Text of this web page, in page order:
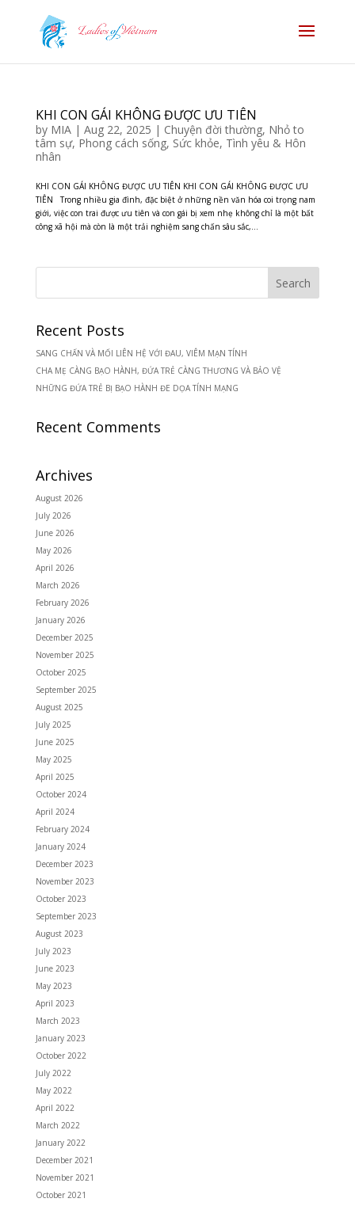
KHI CON GÁI KHÔNG ĐƯỢC ƯU TIÊN
by MIA| Aug 22, 2025 | Chuyện đời thường, Nhỏ to
tâm sự, Phong cách sống, Sức khỏe, Tình yêu & Hôn
nhân
KHI CON GÁI KHÔNG ĐƯỢC ƯU TIÊN KHI CON GÁI KHÔNG ĐƯỢC ƯU
TIÊN Trong nhiều gia đình, đặc biệt ở những nền văn hóa coi trọng nam
giới, việc con trai được ưu tiên và con gái bị xem nhẹ không chỉ là một bất
công xã hội mà còn là một trải nghiệm sang chấn sâu sắc,...
Recent Posts
SANG CHẤN VÀ MỐI LIÊN HỆ VỚI ĐAU, VIÊM MẠN TÍNH
CHA MẸ CÀNG BẠO HÀNH, ĐỨA TRẺ CÀNG THƯƠNG VÀ BẢO VỆ
NHỮNG ĐỨA TRẺ BỊ BẠO HÀNH ĐE DỌA TÍNH MẠNG
Recent Comments
Archives
August 2026
July 2026
June 2026
May 2026
April 2026
March 2026
February 2026
January 2026
December 2025
November 2025
October 2025
September 2025
August 2025
July 2025
June 2025
May 2025
April 2025
October 2024
April 2024
February 2024
January 2024
December 2023
November 2023
October 2023
September 2023
August 2023
July 2023
June 2023
May 2023
April 2023
March 2023
January 2023
October 2022
July 2022
May 2022
April 2022
March 2022
January 2022
December 2021
November 2021
October 2021